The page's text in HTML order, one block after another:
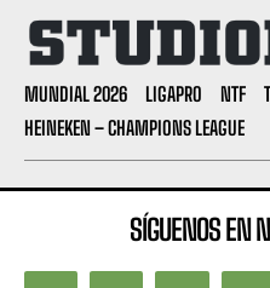
MUNDIAL 2026 LIGAPRO NTF
HEINEKEN – CHAMPIONS LEAGUE
SÍGUENOS EN